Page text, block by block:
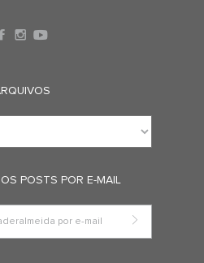
POSTS POR E-MAIL